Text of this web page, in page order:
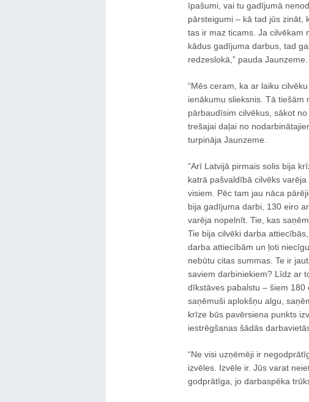
īpašumi, vai tu gadījumā
pārsteigumi – kā tad jūs zināt,
tas ir maz ticams. Ja cilvēkam
kādus gadījuma darbus, tad
redzeslokā,” pauda Jaunzeme.
“Mēs ceram, ka ar laiku
ienākumu slieksnis. Tā tiešām
pārbaudīsim cilvēkus, sākot
trešajai daļai no
turpināja Jaunzeme.
“Arī Latvijā pirmais solis bija
katrā pašvaldībā cilvēks
visiem. Pēc tam jau nāca
bija gadījuma darbi, 130 eiro
varēja nopelnīt. Tie, kas
Tie bija cilvēki darba
darba attiecībām un ļoti
nebūtu citas summas. Te ir
saviem darbiniekiem? Līdz ar
dīkstāves pabalstu – šiem
saņēmuši aplokšņu algu,
krīze būs pavērsiena punkts
iestrēgšanas šādās
“Ne visi uzņēmēji ir
izvēles. Izvēle ir. Jūs varat
godprātīga, jo darbaspēka